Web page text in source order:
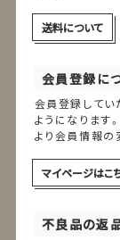
送料について
会員登録に
会員登録してい
ようになります
より会員情報の
マイページはこ
不良品の返